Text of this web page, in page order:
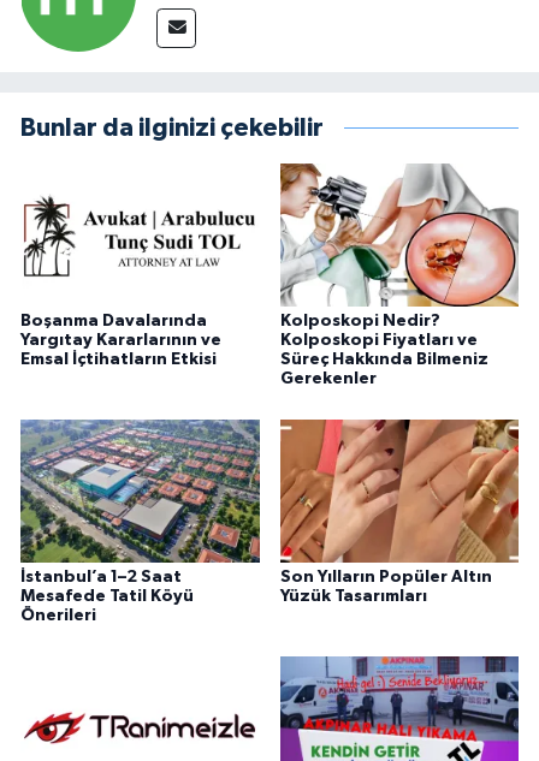
Bunlar da ilginizi çekebilir
Boşanma Davalarında
Yargıtay Kararlarının ve
Emsal İçtihatların Etkisi
Kolposkopi Nedir?
Kolposkopi Fiyatları ve
Süreç Hakkında Bilmeniz
Gerekenler
İstanbul’a 1–2 Saat
Mesafede Tatil Köyü
Önerileri
Son Yılların Popüler Altın
Yüzük Tasarımları